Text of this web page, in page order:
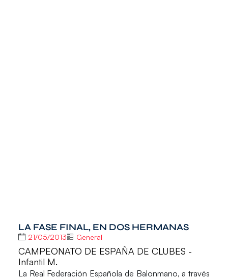
LA FASE FINAL, EN DOS HERMANAS
21/05/2013 General
CAMPEONATO DE ESPAÑA DE CLUBES -
Infantil M.
La Real Federación Española de Balonmano, a través